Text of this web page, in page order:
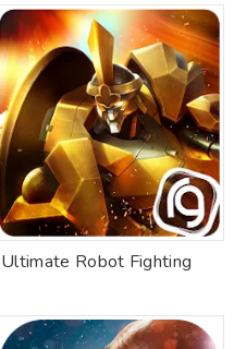
Ultimate Robot Fighting